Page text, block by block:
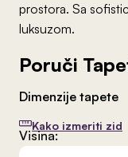
prostora. Sa
luksuzom.
Poruči
Dimenzije tapete
Kako izmeriti zid
Visina: